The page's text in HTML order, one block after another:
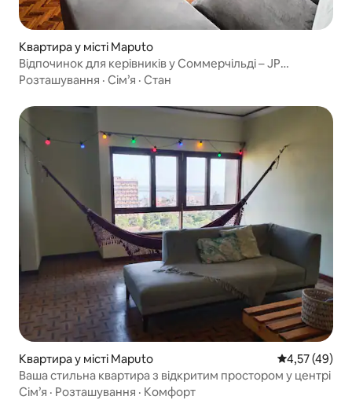
Квартира у місті Maputo
Відпочинок для керівників у Соммерчільді – JP
Residencial
Розташування · Сім’я · Стан
Квартира у місті Maputo Середня
4,57 (49)
Ваша стильна квартира з відкритим простором у центрі
Сім’я · Розташування · Комфорт